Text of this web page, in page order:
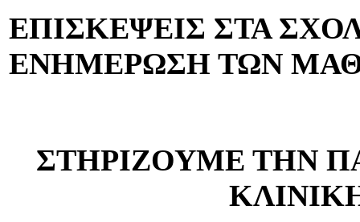
ΕΠΙΣΚΕΨΕΙΣ ΣΤΑ
ΕΝΗΜΕΡΩΣΗ ΤΩΝ
ΣΤΗΡΙΖΟΥΜΕ ΤΗΝ